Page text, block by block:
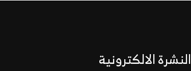
النشرة الالكترونية